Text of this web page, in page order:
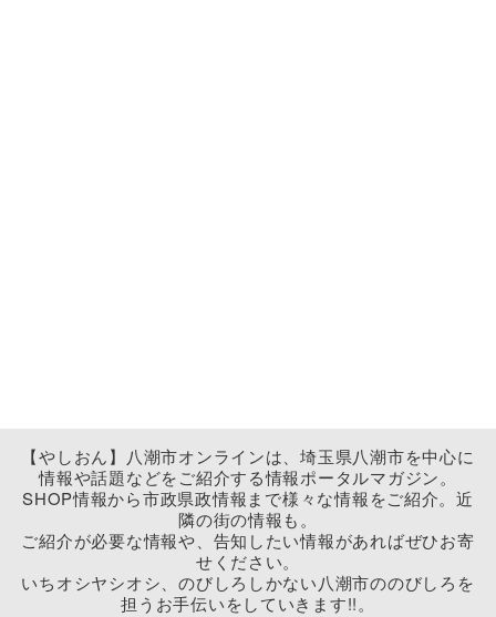
【やしおん】八潮市オンラインは、埼玉県八潮市を中心に
情報や話題などをご紹介する情報ポータルマガジン。
SHOP情報から市政県政情報まで様々な情報をご紹介。近
隣の街の情報も。
ご紹介が必要な情報や、告知したい情報があればぜひお寄
せください。
いちオシヤシオシ、のびしろしかない八潮市ののびしろを
担うお手伝いをしていきます!!。